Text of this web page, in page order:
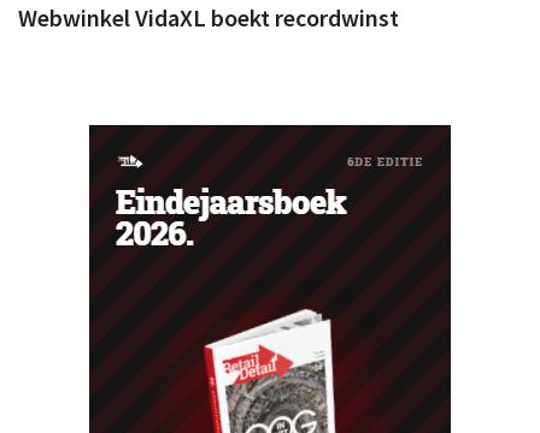
Webwinkel VidaXL boekt recordwinst